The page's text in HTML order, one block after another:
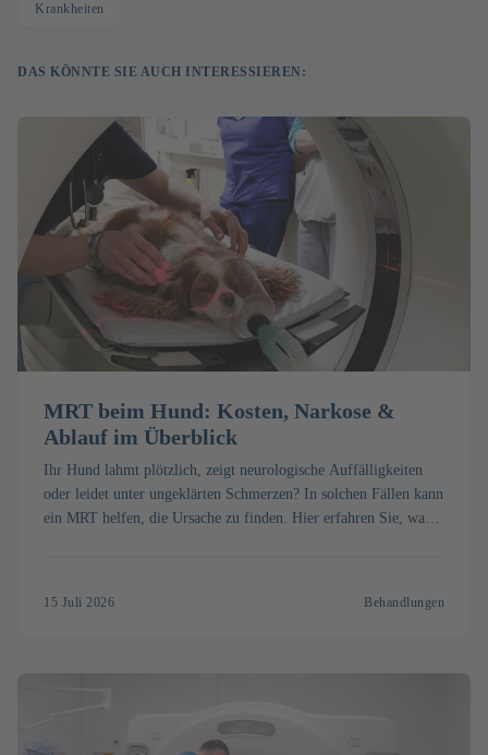
Krankheiten
DAS KÖNNTE SIE AUCH INTERESSIEREN:
MRT beim Hund: Kosten, Narkose &
Ablauf im Überblick
Ihr Hund lahmt plötzlich, zeigt neurologische Auffälligkeiten
oder leidet unter ungeklärten Schmerzen? In solchen Fällen kann
ein MRT helfen, die Ursache zu finden. Hier erfahren Sie, was
15 Juli 2026 Behandlungen